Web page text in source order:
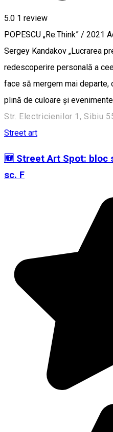
5.0 1 review
POPESCU „Re:Think” / 2021
Sergey Kandakov „Lucrarea
redescoperire personală a
face să mergem mai departe,
plină de culoare și
Str. Electricienilor 1, Sibiu
Street art
🆕 Street Art Spot: bloc
sc. F